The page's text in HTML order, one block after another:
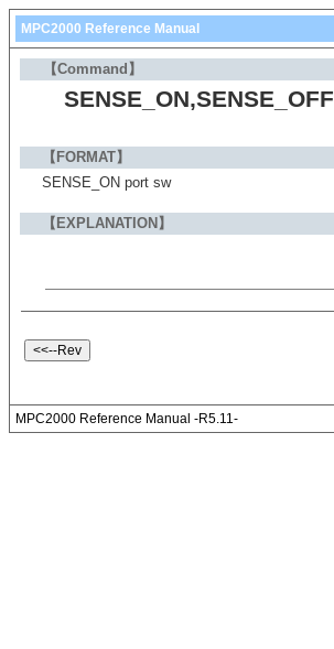
MPC2000 Reference Manual
【Command】
SENSE_ON,SENSE_OFF
【FORMAT】
SENSE_ON port sw
【EXPLANATION】
MPC2000 Reference Manual -R5.11-